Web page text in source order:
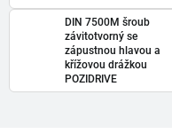
DIN 7500M šroub
závitotvorný se
zápustnou hlavou a
křížovou drážkou
POZIDRIVE